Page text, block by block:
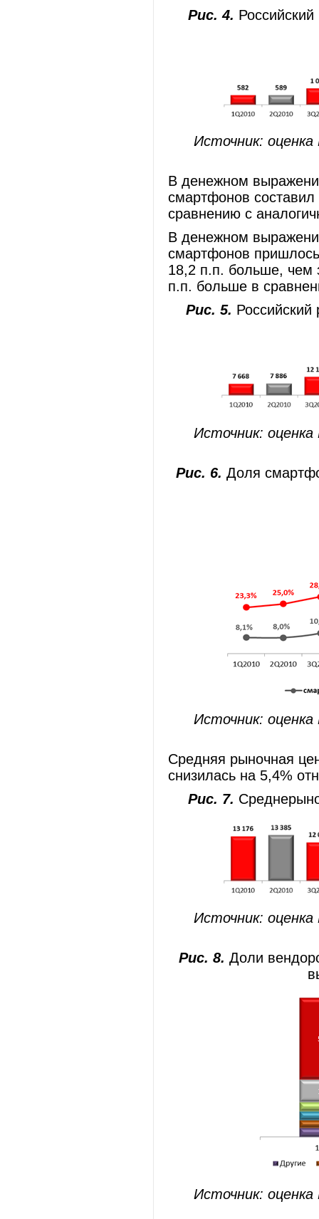
Рис. 4.
Источник:
В денежном
смартфонов
сравнению с
В денежном
смартфонов
18,2 п.п. больше, чем
п.п. больше в
Рис. 5.
Источник:
Рис. 6. Доля
Источник:
Средняя рыночная
снизилась на 5,4%
Рис. 7.
Источник:
Рис. 8. Доли
Источник: